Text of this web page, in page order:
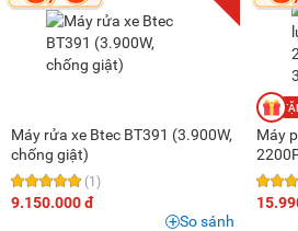
Máy rửa xe Btec BT391 (3.900W,
chống giật)
(1)
9.150.000 đ
So sánh
Máy